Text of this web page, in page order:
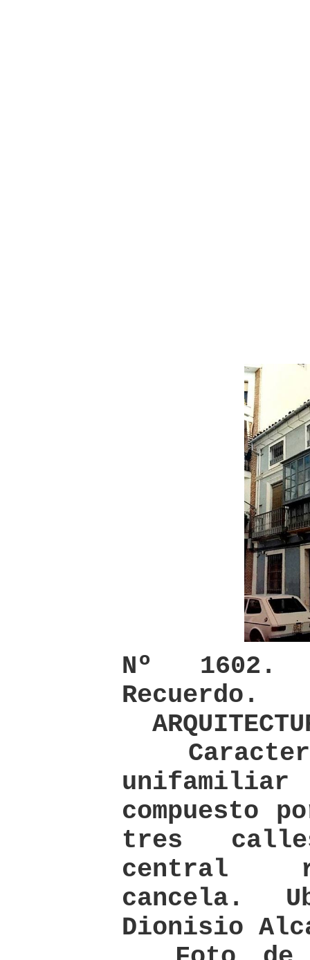
Nº
Recuerdo.
unifamiliar
compuesto
tres
central
cancela.
Dionisio